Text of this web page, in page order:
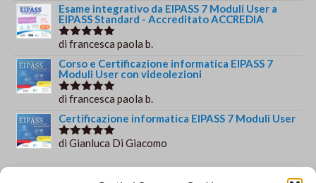
Esame integrativo da EIPASS 7 Moduli User a
EIPASS Standard - Accreditato ACCREDIA
Valutato5
di francesca paola b.
Corso e Certificazione informatica EIPASS 7
Moduli User con videolezioni
Valutato5
di francesca paola b.
Certificazione informatica EIPASS 7 Moduli User
Valutato5
di Gianluca Di Giacomo